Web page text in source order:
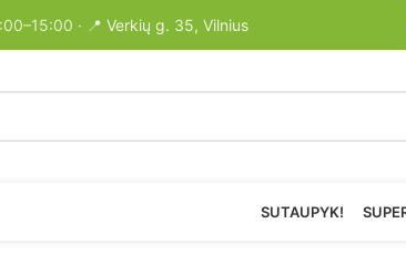
· 📍 Verkių g. 35, Vilnius
SUTAUPYK!